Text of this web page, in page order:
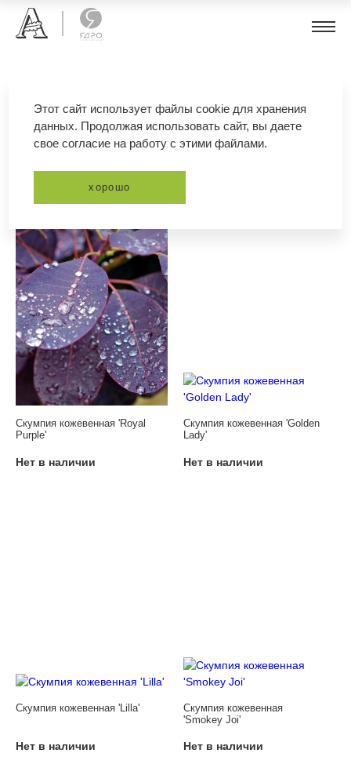
скумпия кожевенная
Скумпия кожевенная 'Royal
Purple'
Нет в наличии
Скумпия кожевенная 'Golden
Lady'
Нет в наличии
Скумпия кожевенная 'Lilla'
Нет в наличии
Скумпия кожевенная
'Smokey Joi'
Нет в наличии
Этот сайт использует файлы cookie для хранения
данных. Продолжая использовать сайт, вы даете
свое согласие на работу с этими файлами.
хорошо